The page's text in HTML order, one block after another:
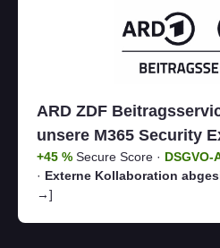
ARD ZDF
unsere M365 Security
+45 % Secure Score · DSGVO-
· Externe Kollaboration
→]